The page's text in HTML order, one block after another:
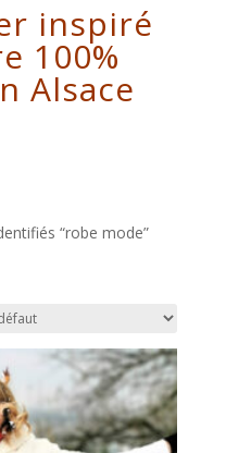
inspiré
100%
Alsace
“robe mode”